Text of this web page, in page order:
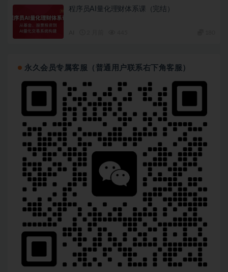
程序员AI量化理财体系课（完结）
永久会员专属客服（普通用户联系右下角客服）